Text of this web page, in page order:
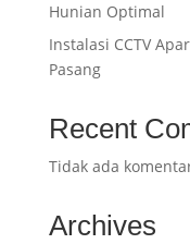
Hunian Optimal
Instalasi CCTV
Pasang
Recent
Tidak ada
Archives